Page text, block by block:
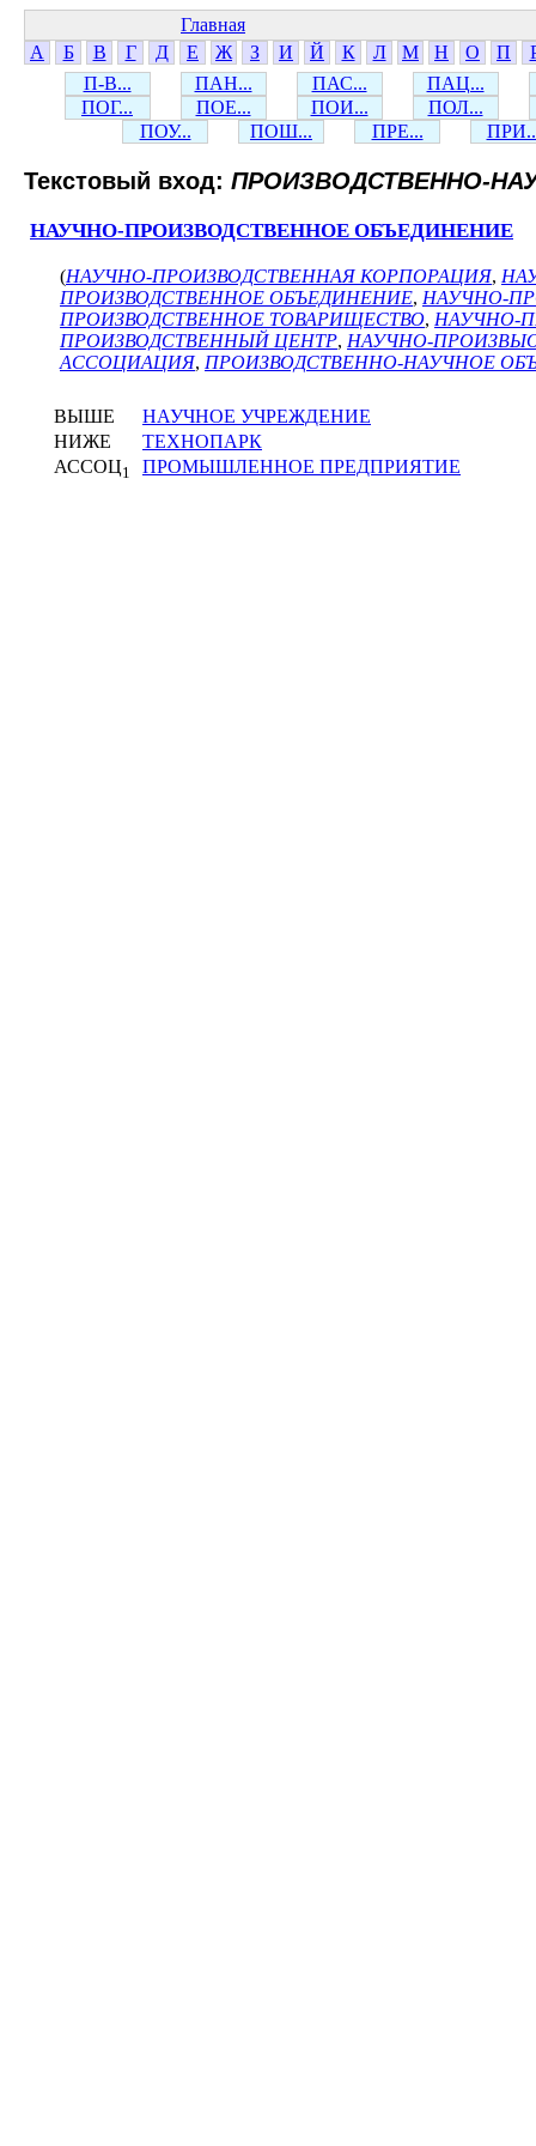
Главная
А
Б В Г Д Е Ж З И Й К Л М Н О П
П-В...
ПАН... ПАС...
ПАЦ...
ПОГ...
ПОЕ... ПОИ...
ПОЛ...
ПОУ...
ПОШ... ПРЕ...
Текстовый вход: ПРОИЗВОДСТВЕННО-
НАУЧНО-ПРОИЗВОДСТВЕННОЕ ОБЪЕДИНЕНИЕ
(НАУЧНО-ПРОИЗВОДСТВЕННАЯ КОРПОРАЦИЯ,
ПРОИЗВОДСТВЕННОЕ ОБЪЕДИНЕНИЕ, НАУЧНО-
ПРОИЗВОДСТВЕННОЕ ТОВАРИЩЕСТВО, НАУЧНО-
ПРОИЗВОДСТВЕННЫЙ ЦЕНТР, НАУЧНО-
АССОЦИАЦИЯ, ПРОИЗВОДСТВЕННО-НАУЧНОЕ
ВЫШЕ
НАУЧНОЕ УЧРЕЖДЕНИЕ
НИЖЕ
ТЕХНОПАРК
АССОЦ1 ПРОМЫШЛЕННОЕ ПРЕДПРИЯТИЕ